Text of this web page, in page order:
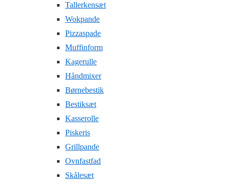
Tallerkensæt
Wokpande
Pizzaspade
Muffinform
Kagerulle
Håndmixer
Børnebestik
Bestiksæt
Kasserolle
Piskeris
Grillpande
Ovnfastfad
Skålesæt